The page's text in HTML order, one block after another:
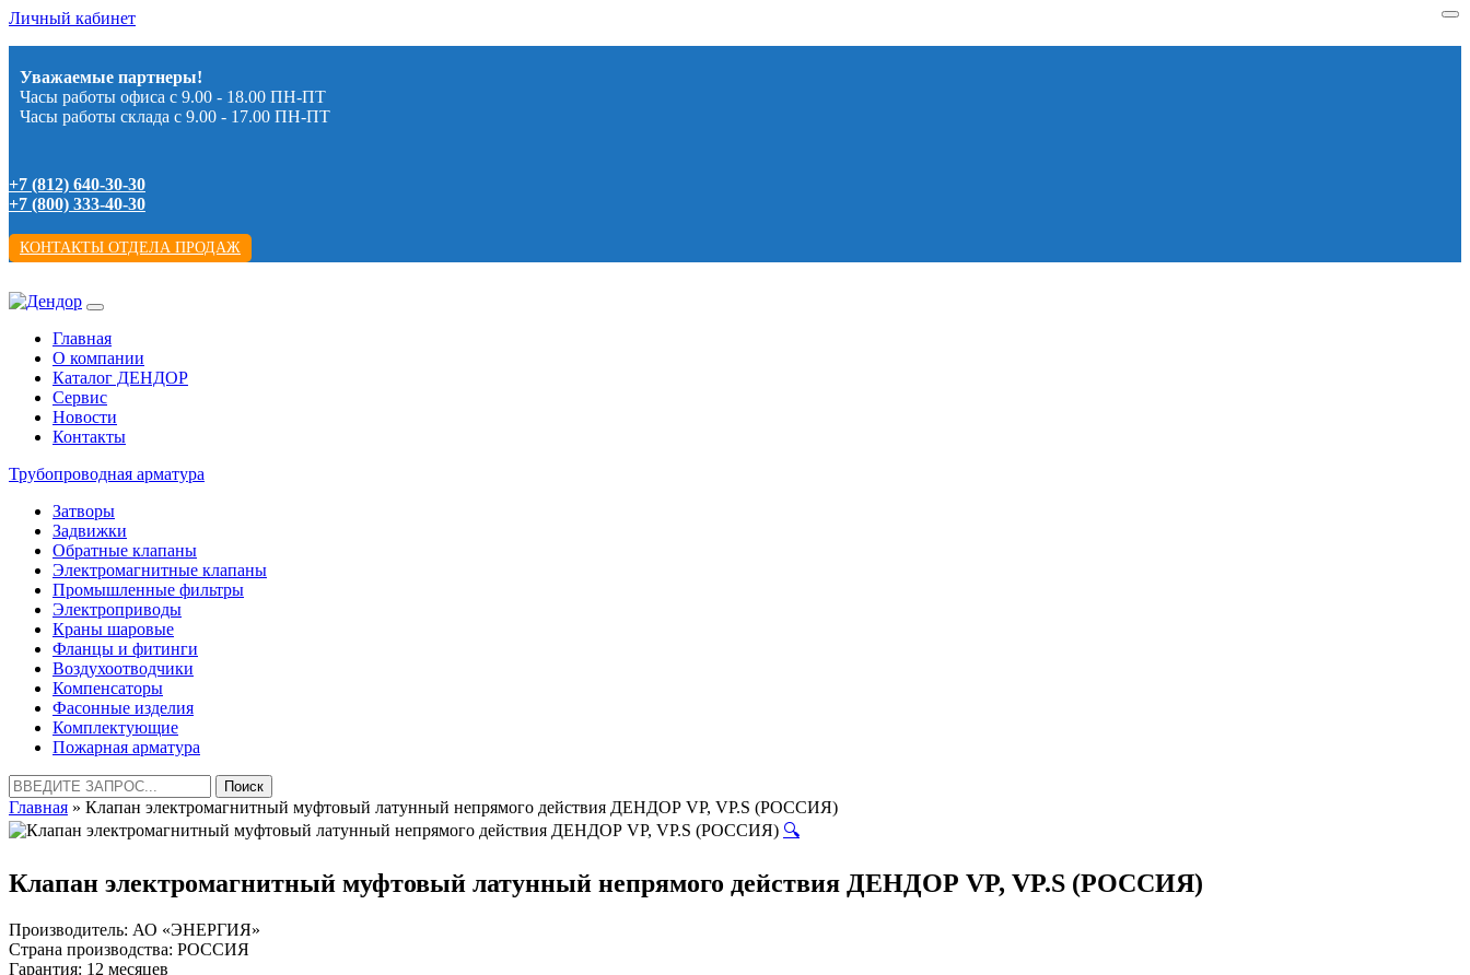
Личный кабинет
Уважаемые партнеры!
Часы работы офиса с 9.00 - 18.00 ПН-ПТ
Часы работы склада с 9.00 - 17.00 ПН-ПТ
+7 (812) 640-30-30
+7 (800) 333-40-30
КОНТАКТЫ ОТДЕЛА ПРОДАЖ
Главная
О компании
Каталог ДЕНДОР
Сервис
Новости
Контакты
Трубопроводная арматура
Затворы
Задвижки
Обратные клапаны
Электромагнитные клапаны
Промышленные фильтры
Электроприводы
Краны шаровые
Фланцы и фитинги
Воздухоотводчики
Компенсаторы
Фасонные изделия
Комплектующие
Пожарная арматура
Найти:
Главная » Клапан электромагнитный муфтовый латунный непрямого действия ДЕНДОР VP, VP.S (РОССИЯ)
🔍
Клапан электромагнитный муфтовый латунный непрямого действия ДЕНДОР VP, VP.S (РОССИЯ)
Производитель: АО «ЭНЕРГИЯ»
Страна производства: РОССИЯ
Гарантия: 12 месяцев